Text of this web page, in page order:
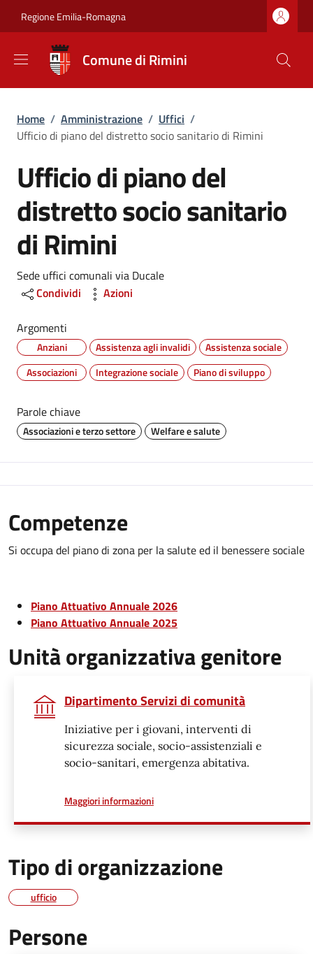
Regione Emilia-Romagna
Comune di Rimini
Briciole di pane
Home / Amministrazione / Uffici /
Ufficio di piano del distretto socio sanitario di Rimini
Ufficio di piano del
distretto socio sanitario
di Rimini
Dettagli
Sede uffici comunali via Ducale
Condividi
Azioni
Argomenti
Anziani Assistenza agli invalidi
Assistenza sociale
Associazioni
Integrazione sociale Piano di sviluppo
Parole chiave
Associazioni e terzo settore Welfare e salute
Competenze
Si occupa del piano di zona per la salute ed il benessere sociale
Piano Attuativo Annuale 2026
Piano Attuativo Annuale 2025
Unità organizzativa genitore
Dipartimento Servizi di comunità
Iniziative per i giovani, interventi di
sicurezza sociale, socio-assistenziali e
socio-sanitari, emergenza abitativa.
Maggiori informazionia proposito di
Tipo di organizzazione
ufficio
Persone